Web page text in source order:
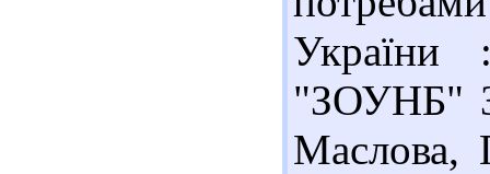
"ЗОУНБ"
Маслова,